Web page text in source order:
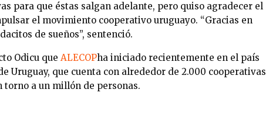
para que éstas salgan adelante, pero quiso agradecer el
el movimiento cooperativo uruguayo. “Gracias en
de sueños”, sentenció.
Odicu que ALECOPha iniciado recientemente en el país
Uruguay, que cuenta con alrededor de 2.000 cooperativas
a un millón de personas.